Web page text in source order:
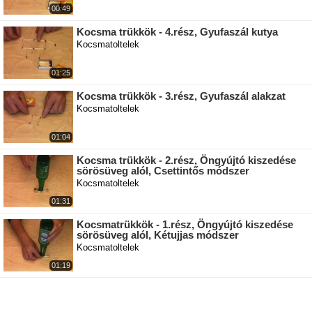
00:49
01:25
Kocsma trükkök - 4.rész, Gyufaszál kutya
Kocsmatoltelek
01:04
Kocsma trükkök - 3.rész, Gyufaszál alakzat
Kocsmatoltelek
01:31
Kocsma trükkök - 2.rész, Öngyújtó kiszedése
sörösüveg alól, Csettintős módszer
Kocsmatoltelek
01:19
Kocsmatrükkök - 1.rész, Öngyújtó kiszedése
sörösüveg alól, Kétujjas módszer
Kocsmatoltelek